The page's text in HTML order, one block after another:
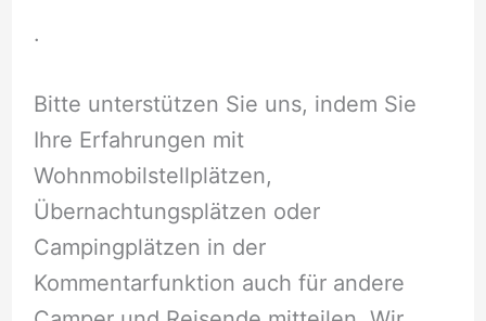
.
Bitte unterstützen Sie uns, indem Sie
Ihre Erfahrungen mit
Wohnmobilstellplätzen,
Übernachtungsplätzen oder
Campingplätzen in der
Kommentarfunktion auch für andere